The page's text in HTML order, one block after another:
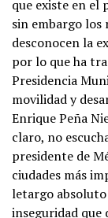
que existe en el
sin embargo
desconocen la
por lo que ha
Presidencia
movilidad y
Enrique Peña
claro, no
presidente de
ciudades más
letargo
inseguridad que